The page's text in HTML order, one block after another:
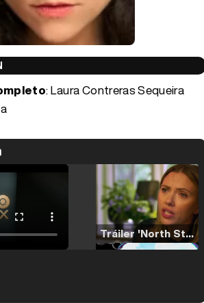
: Laura Contreras Sequeira
Tráiler 'North Star' (2023)